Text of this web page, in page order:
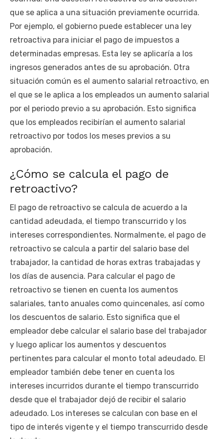
que se aplica a una situación previamente ocurrida.
Por ejemplo, el gobierno puede establecer una ley
retroactiva para iniciar el pago de impuestos a
determinadas empresas. Esta ley se aplicaría a los
ingresos generados antes de su aprobación. Otra
situación común es el aumento salarial retroactivo, en
el que se le aplica a los empleados un aumento salarial
por el periodo previo a su aprobación. Esto significa
que los empleados recibirían el aumento salarial
retroactivo por todos los meses previos a su
aprobación.
¿Cómo se calcula el pago de
retroactivo?
El pago de retroactivo se calcula de acuerdo a la
cantidad adeudada, el tiempo transcurrido y los
intereses correspondientes. Normalmente, el pago de
retroactivo se calcula a partir del salario base del
trabajador, la cantidad de horas extras trabajadas y
los días de ausencia. Para calcular el pago de
retroactivo se tienen en cuenta los aumentos
salariales, tanto anuales como quincenales, así como
los descuentos de salario. Esto significa que el
empleador debe calcular el salario base del trabajador
y luego aplicar los aumentos y descuentos
pertinentes para calcular el monto total adeudado. El
empleador también debe tener en cuenta los
intereses incurridos durante el tiempo transcurrido
desde que el trabajador dejó de recibir el salario
adeudado. Los intereses se calculan con base en el
tipo de interés vigente y el tiempo transcurrido desde